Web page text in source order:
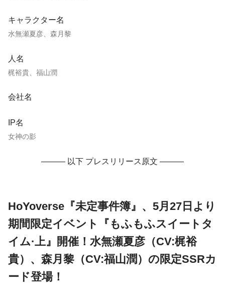
キャラクター名
水無瀬夏彦、森月黎
人名
梶裕貴、福山潤
会社名
IP名
女神の影
——— 以下 プレスリリース原文 ———
HoYoverse『未定事件簿』、5月27日より
期間限定イベント『もふもふスイートタ
イム·上』開催！水無瀬夏彦（CV:梶裕
貴）、森月黎（CV:福山潤）の限定SSRカ
ード登場！